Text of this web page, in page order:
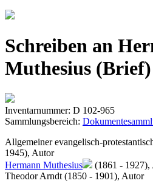
Jump to navigation
Schreiben an
Muthesius (Brief)
Inventarnummer: D 102-965
Sammlungsbereich:
Allgemeiner evangelisch-
1945), Autor
Hermann Muthesius
(1861 - 1927),
Theodor Arndt (1850 - 1901), Autor